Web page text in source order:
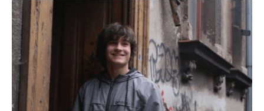
wschodniej granicy. Słuchając bałamutnych
uzasadnień, wielu ludzi krytykuje to posunięcie.
Według mnie stan wyjątkowy jest nam
niezbędnie potrzebny – prawie we wszystkich
aspektach życia!